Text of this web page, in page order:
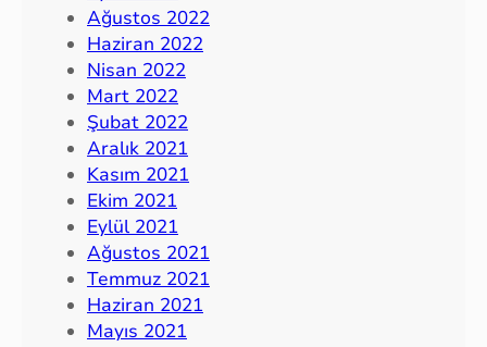
Ağustos 2022
Haziran 2022
Nisan 2022
Mart 2022
Şubat 2022
Aralık 2021
Kasım 2021
Ekim 2021
Eylül 2021
Ağustos 2021
Temmuz 2021
Haziran 2021
Mayıs 2021